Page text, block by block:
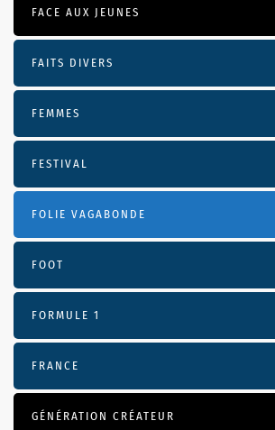
FACE AUX JEUNES
FAITS DIVERS
FEMMES
FESTIVAL
FOLIE VAGABONDE
FOOT
FORMULE 1
FRANCE
GÉNÉRATION CRÉATEUR